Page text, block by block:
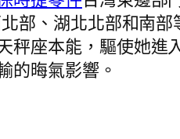
部、湖北北部和南部
秤座本能，驅使她進
的晦氣影響。